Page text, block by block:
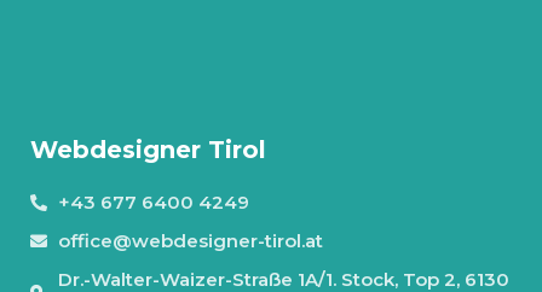
Webdesigner Tirol
+43 677 6400 4249
office@webdesigner-tirol.at
Dr.-Walter-Waizer-Straße 1A/1. Stock, Top 2, 6130